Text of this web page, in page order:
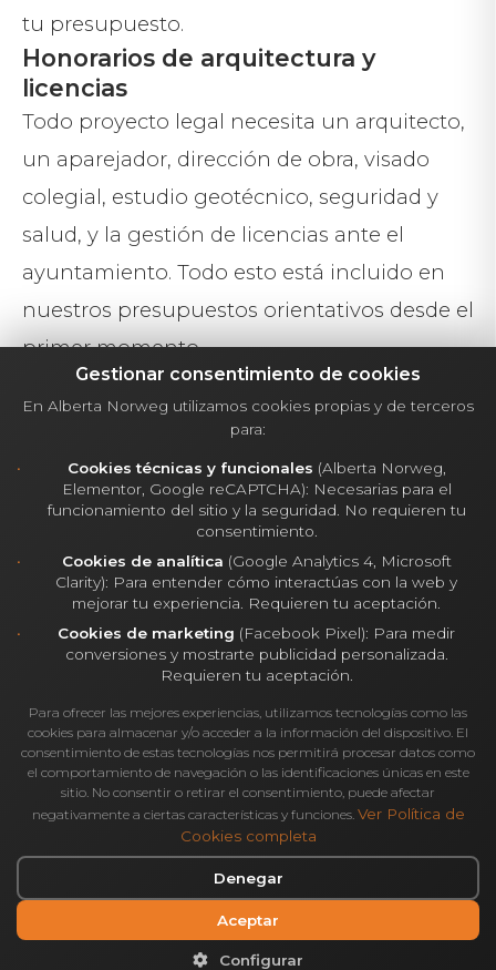
tu presupuesto.
Honorarios de arquitectura y
licencias
Todo proyecto legal necesita un arquitecto,
un aparejador, dirección de obra, visado
colegial, estudio geotécnico, seguridad y
salud, y la gestión de licencias ante el
ayuntamiento. Todo esto está incluido en
nuestros presupuestos orientativos desde el
primer momento.
Urbanización, acometidas e
impuestos
Conexión a las redes de agua, luz,
saneamiento, viales, tasas municipales, ICIO
(impuesto sobre construcciones) e IVA. Son
partidas necesarias que muchas veces se
omiten en los presupuestos más
“atractivos”. En Alberta Norweg, las
incluimos siempre.
Nuestra forma de trabajar:
cuánto cuesta hacerse una
casa con transparencia
Gestionar consentimiento de cookies
En Alberta Norweg utilizamos cookies propias y de terceros
para:
Cookies técnicas y funcionales (Alberta Norweg,
Elementor, Google reCAPTCHA): Necesarias para el
funcionamiento del sitio y la seguridad. No requieren tu
consentimiento.
Cookies de analítica (Google Analytics 4, Microsoft
Clarity): Para entender cómo interactúas con la web y
mejorar tu experiencia. Requieren tu aceptación.
Cookies de marketing (Facebook Pixel): Para medir
conversiones y mostrarte publicidad personalizada.
Requieren tu aceptación.
Para ofrecer las mejores experiencias, utilizamos tecnologías como las
cookies para almacenar y/o acceder a la información del dispositivo. El
consentimiento de estas tecnologías nos permitirá procesar datos como
el comportamiento de navegación o las identificaciones únicas en este
sitio. No consentir o retirar el consentimiento, puede afectar
negativamente a ciertas características y funciones. Ver Política de
Cookies completa
Configurar
Denegar
Aceptar